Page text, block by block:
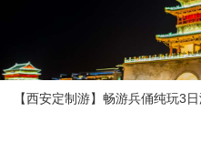
【西安定制游】畅游兵俑纯玩3